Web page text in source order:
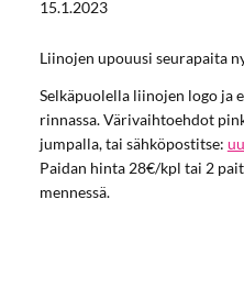
15.1.2023
Liinojen upouusi seurapaita
Selkäpuolella liinojen logo ja
rinnassa. Värivaihtoehdot
jumpalla, tai sähköpostitse:
Paidan hinta 28€/kpl tai 2
mennessä.